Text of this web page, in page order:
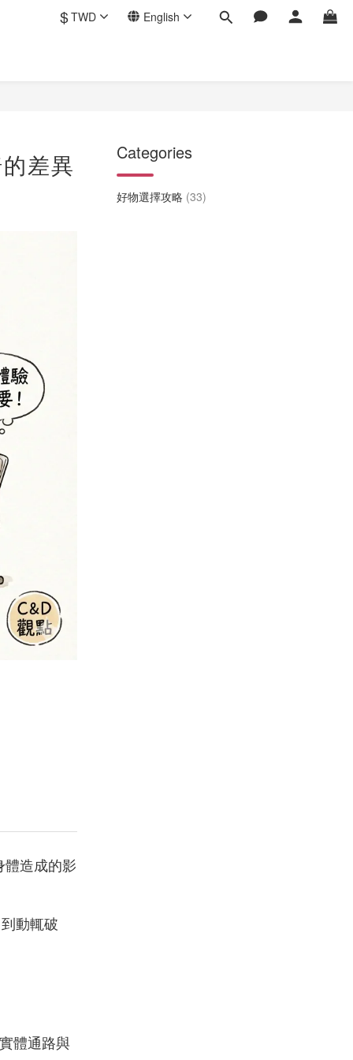
$TWD English
差異
造成的影
動輒破
體通路與
Categories
好物選擇攻略 (33)